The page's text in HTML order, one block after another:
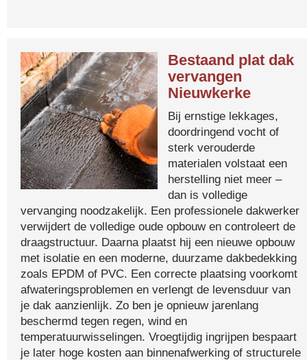
Bestaand plat dak
vervangen
Nieuwkerke
Bij ernstige lekkages,
doordringend vocht of
sterk verouderde
materialen volstaat een
herstelling niet meer –
dan is volledige
vervanging noodzakelijk. Een professionele dakwerker
verwijdert de volledige oude opbouw en controleert de
draagstructuur. Daarna plaatst hij een nieuwe opbouw
met isolatie en een moderne, duurzame dakbedekking
zoals EPDM of PVC. Een correcte plaatsing voorkomt
afwateringsproblemen en verlengt de levensduur van
je dak aanzienlijk. Zo ben je opnieuw jarenlang
beschermd tegen regen, wind en
temperatuurwisselingen. Vroegtijdig ingrijpen bespaart
je later hoge kosten aan binnenafwerking of structurele